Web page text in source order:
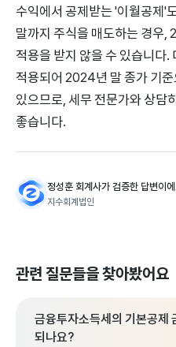
수익에서 공제받는 '이월공제'
말까지 주식을 매도하는 경우,
적용을 받지 않을 수 있습니다
적용되어 2024년 말 종가 기
있으므로, 세무 전문가와 상담
좋습니다.
정성훈 회계사가 검증한 답변이
지수회계법인
관련 질문들을 찾아봤어요
금융투자소득세의 기본공제
되나요?